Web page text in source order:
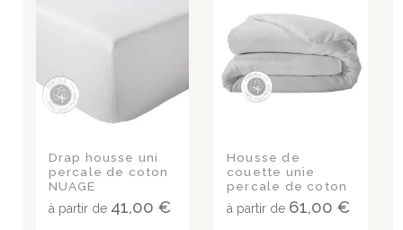
Drap housse uni
percale de coton
NUAGE
à partir de 41,00 €
Housse de
couette unie
percale de coton
NUAGE
à partir de 61,00 €